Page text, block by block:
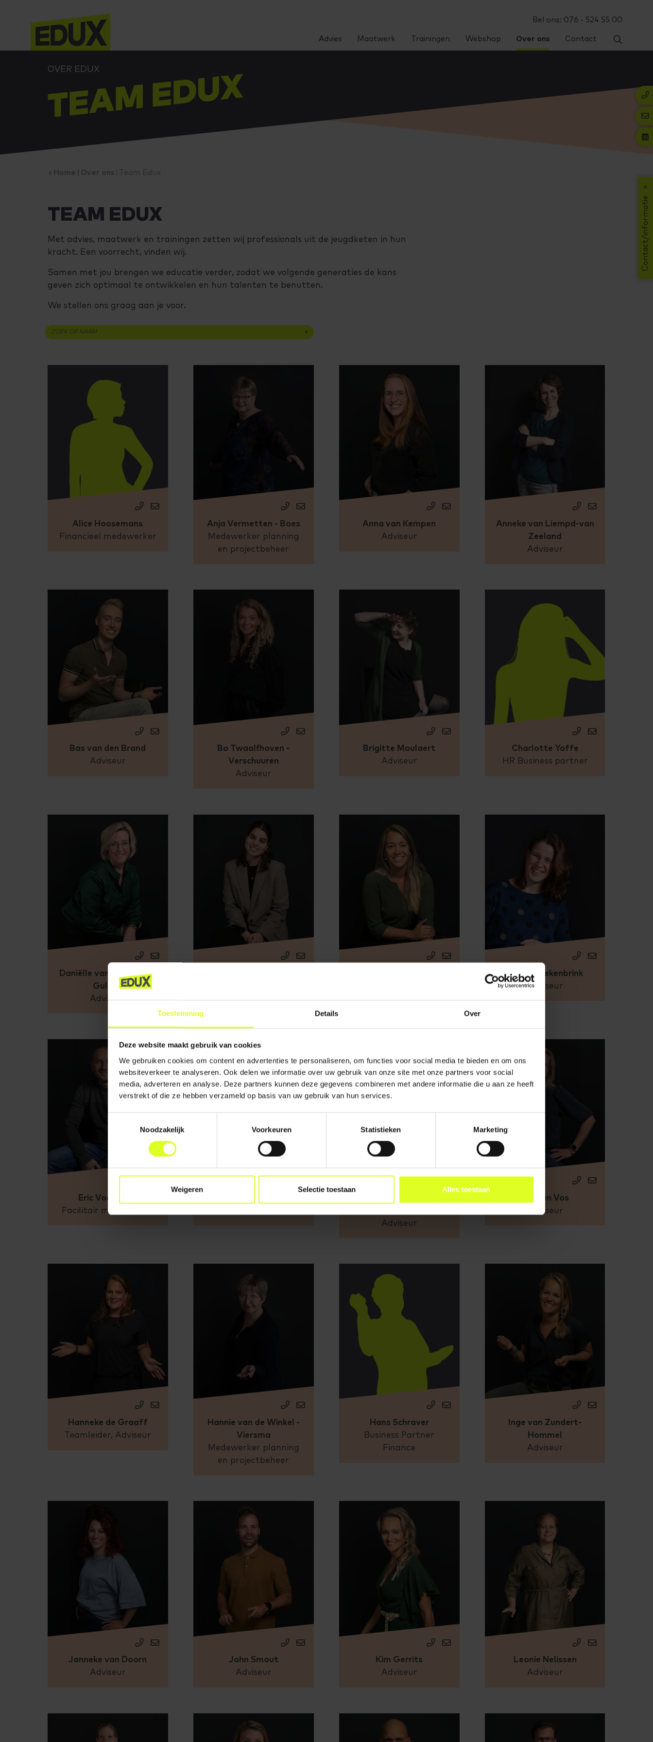
Toestemming Details Over
Deze website maakt gebruik van cookies
We gebruiken cookies om content en advertenties te personaliseren, om functies voor social media te bieden en om ons
websiteverkeer te analyseren. Ook delen we informatie over uw gebruik van onze site met onze partners voor social
media, adverteren en analyse. Deze partners kunnen deze gegevens combineren met andere informatie die u aan ze heeft
verstrekt of die ze hebben verzameld op basis van uw gebruik van hun services.
Noodzakelijk
Voorkeuren Statistieken Marketing
Weigeren Selectie toestaan Alles toestaan
Bel ons: 076 - 524 55 00
Advies Maatwerk Trainingen Webshop Over ons Contact
Contact/informatie
OVER EDUX
TEAM EDUX
TEAM EDUX
Met advies, maatwerk en trainingen zetten wij professionals uit de jeugdketen in hun
kracht. Een voorrecht, vinden wij.
Samen met jou brengen we educatie verder, zodat we volgende generaties de kans
geven zich optimaal te ontwikkelen en hun talenten te benutten.
We stellen ons graag aan je voor.
Alice Hoosemans
Financieel medewerker
Anja Vermetten - Boes
Medewerker planning
en projectbeheer
Anna van Kempen
Adviseur
Anneke van Liempd-van
Zeeland
Adviseur
Bas van den Brand
Adviseur
Bo Twaalfhoven -
Verschuuren
Adviseur
Brigitte Moulaert
Adviseur
Charlotte Yoffe
HR Business partner
Daniëlle van Loenhout -
Gulden
Adviseur
communicatie adviseur
Ellen Speekenbrink
Adviseur
Eric Voermans
Facilitair medewerker
Adviseur
Gudrun Vos
Adviseur
Hanneke de Graaff
Teamleider, Adviseur
Hannie van de Winkel -
Viersma
Medewerker planning
en projectbeheer
Hans Schraver
Business Partner
Finance
Inge van Zundert-
Hommel
Adviseur
Janneke van Doorn
Adviseur
John Smout
Adviseur
Kim Gerrits
Adviseur
Leonie Nelissen
Adviseur